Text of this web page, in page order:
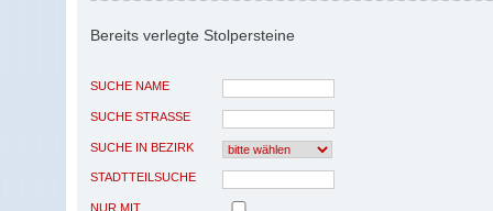
Bereits verlegte Stolpersteine
SUCHE NAME
SUCHE STRASSE
SUCHE IN BEZIRK
STADTTEILSUCHE
NUR MIT